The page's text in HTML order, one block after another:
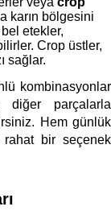
karın bölgesini
etekler,
Crop üstler,
sağlar.
kombinasyonlar
diğer parçalarla
Hem günlük
bir seçenek